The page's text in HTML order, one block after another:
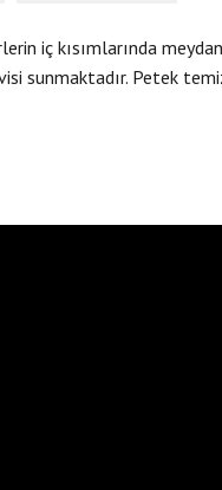
iç kısımlarında
sunmaktadır. Petek